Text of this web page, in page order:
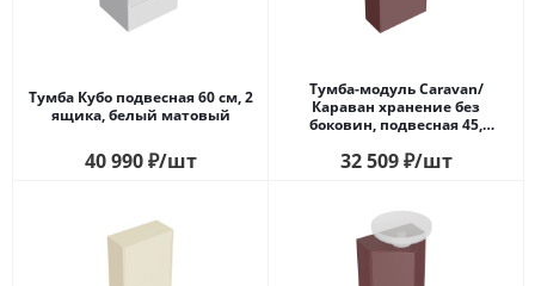
Тумба Кубо подвесная 60 см, 2
ящика, белый матовый
40 990₽/шт
Тумба-модуль Caravan/
Караван хранение без
боковин, подвесная 45,
марокканский гранатовый
32 509₽/шт